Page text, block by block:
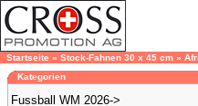
Startseite » Stock-Fahnen 30 x 45 cm »
Kategorien
Fussball WM 2026->